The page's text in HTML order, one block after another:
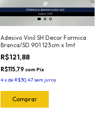
Adesivo Vinil SH Decor Formica
Branca/SD 901 123cm x 1mt
R$121,88
R$115,79 com Pix
4xde R$30,47 sem juros